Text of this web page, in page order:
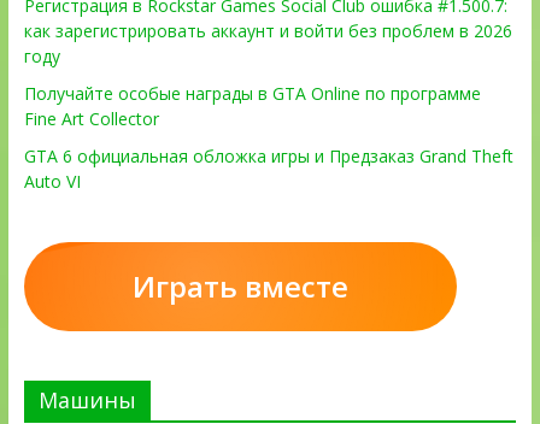
Регистрация в Rockstar Games Social Club ошибка #1.500.7:
как зарегистрировать аккаунт и войти без проблем в 2026
году
Получайте особые награды в GTA Online по программе
Fine Art Collector
GTA 6 официальная обложка игры и Предзаказ Grand Theft
Auto VI
Играть вместе
Машины